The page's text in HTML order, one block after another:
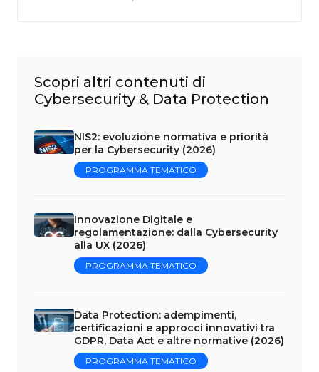
Scopri altri contenuti di
Cybersecurity & Data Protection
NIS2: evoluzione normativa e priorità
per la Cybersecurity (2026)
PROGRAMMA TEMATICO
Innovazione Digitale e
regolamentazione: dalla Cybersecurity
alla UX (2026)
PROGRAMMA TEMATICO
Data Protection: adempimenti,
certificazioni e approcci innovativi tra
GDPR, Data Act e altre normative (2026)
PROGRAMMA TEMATICO